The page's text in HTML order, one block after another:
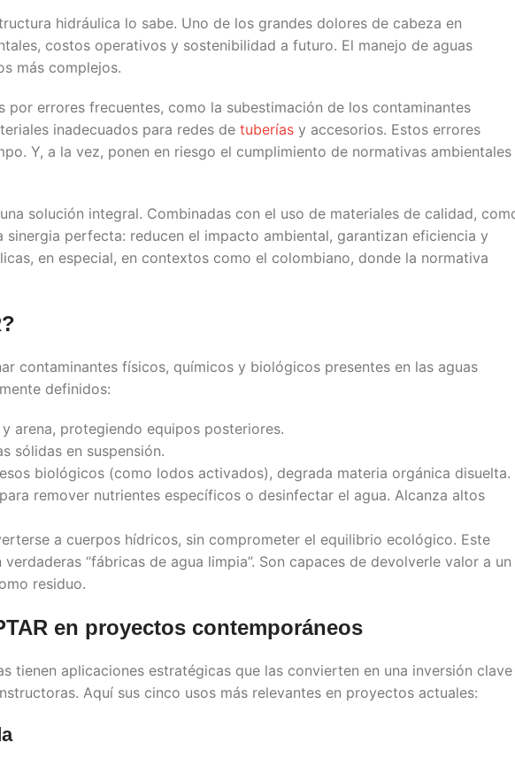
hidráulica lo sabe. Uno de los grandes dolores de cabeza en
costos operativos y sostenibilidad a futuro. El manejo de aguas
más complejos.
errores frecuentes, como la subestimación de los contaminantes
inadecuados para redes de tuberías y accesorios. Estos errores
Y, a la vez, ponen en riesgo el cumplimiento de normativas
solución integral. Combinadas con el uso de materiales de calidad,
perfecta: reducen el impacto ambiental, garantizan eficiencia y
en especial, en contextos como el colombiano, donde la normativa
?
contaminantes físicos, químicos y biológicos presentes en las aguas
definidos:
arena, protegiendo equipos posteriores.
sólidas en suspensión.
biológicos (como lodos activados), degrada materia orgánica disuelta.
remover nutrientes específicos o desinfectar el agua. Alcanza altos
a cuerpos hídricos, sin comprometer el equilibrio ecológico. Este
verdaderas “fábricas de agua limpia”. Son capaces de devolverle valor a un
residuo.
en proyectos contemporáneos
tienen aplicaciones estratégicas que las convierten en una inversión clave
Aquí sus cinco usos más relevantes en proyectos actuales: